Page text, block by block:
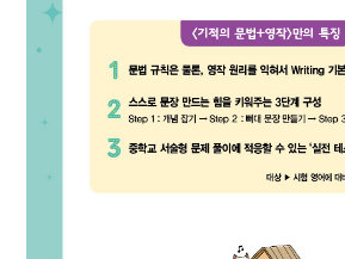
워크시트 정답지